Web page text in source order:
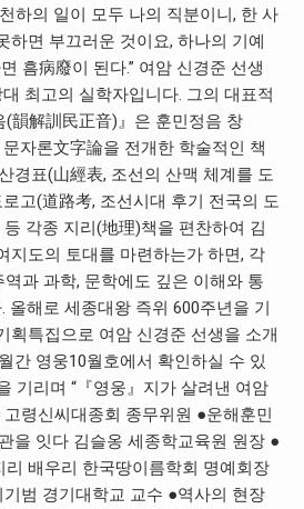
하의 일이 모두 나의 직분이니, 한 사
하면 부끄러운 것이요, 하나의 기예
흠病廢이 된다.” 여암 신경준 선생
최고의 실학자입니다. 그의 대표적
韻解訓民正音)』은 훈민정음 창
자론文字論을 전개한 학술적인 책
경표(山經表, 조선의 산맥 체계를 도
고(道路考, 조선시대 후기 전국의 도
각종 지리(地理)책을 편찬하여 김
지도의 토대를 마련하는가 하면, 각
과 과학, 문학에도 깊은 이해와 통
올해로 세종대왕 즉위 600주년을 기
획특집으로 여암 신경준 선생을 소개
간 영웅10월호에서 확인하실 수 있
기리며 “『영웅』지가 살려낸 여암
령신씨대종회 종무위원 ●운해훈민
을 잇다 김슬옹 세종학교육원 원장 ●
배우리 한국땅이름학회 명예회장
범 경기대학교 교수 ●역사의 현장